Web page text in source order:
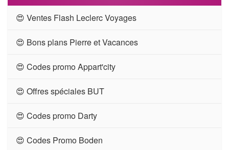
😍 Ventes Flash Leclerc Voyages
😍 Bons plans Pierre et Vacances
😍 Codes promo Appart'city
😍 Offres spéciales BUT
😍 Codes promo Darty
😍 Codes Promo Boden